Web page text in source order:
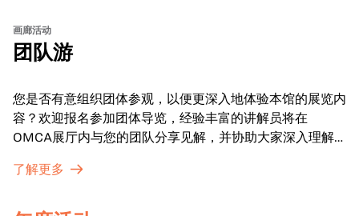
画廊活动
团队游
您是否有意组织团体参观，以便更深入地体验本馆的展览内
容？欢迎报名参加团体导览，经验丰富的讲解员将在
OMCA展厅内与您的团队分享见解，并协助大家深入理解
了解更多